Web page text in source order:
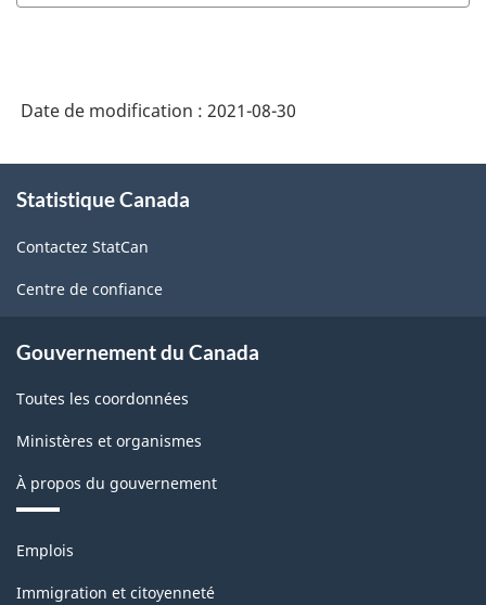
comptes
HTML
Date de modification : 2021-08-30
propos
ce
site
Statistique Canada
Contactez StatCan
Centre de confiance
Gouvernement du Canada
Toutes les coordonnées
Ministères et organismes
À propos du gouvernement
Thèmes
sujets
Emplois
Immigration et citoyenneté